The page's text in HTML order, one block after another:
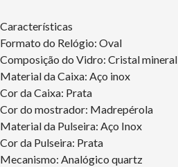
Características
Formato do Relógio: Oval
Composição do Vidro: Cristal mineral
Material da Caixa: Aço inox
Cor da Caixa: Prata
Cor do mostrador: Madrepérola
Material da Pulseira: Aço Inox
Cor da Pulseira: Prata
Mecanismo: Analógico quartz